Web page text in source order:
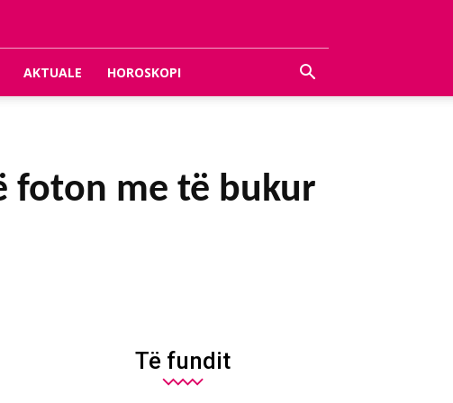
AKTUALE HOROSKOPI
foton me të bukur
Të fundit